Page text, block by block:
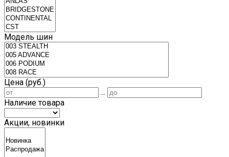
Модель шин
Цена (руб.)
...
Наличие товара
Акции, новинки